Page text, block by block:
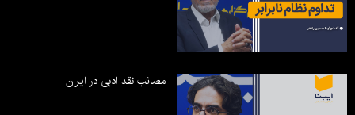
مصائب نقد ادبی در ایران